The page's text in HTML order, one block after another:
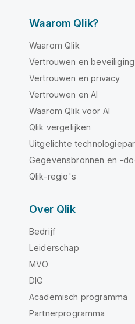
Waarom Qlik?
Waarom Qlik
Vertrouwen en beveiliging
Vertrouwen en privacy
Vertrouwen en AI
Waarom Qlik voor AI
Qlik vergelijken
Uitgelichte
Gegevensbronnen en -
Qlik-regio's
Over Qlik
Bedrijf
Leiderschap
MVO
DIG
Academisch programma
Partnerprogramma